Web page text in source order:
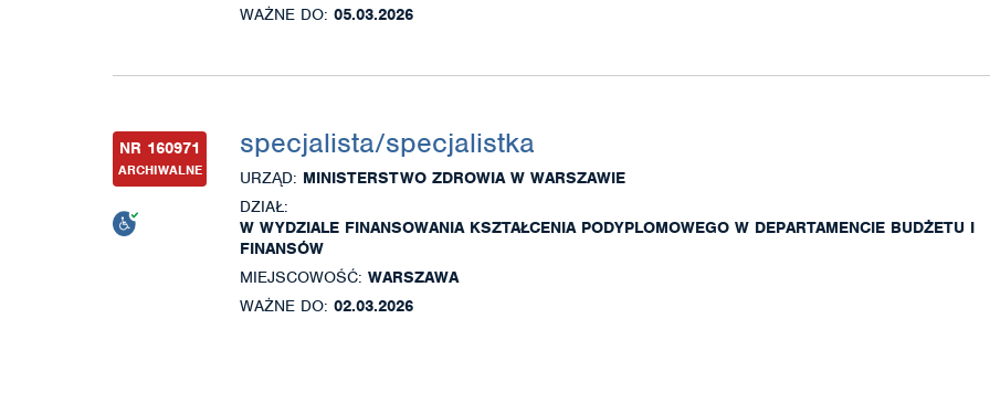
WAŻNE DO: 05.03.2026
NR 160971
ARCHIWALNE
specjalista/specjalistka
URZĄD: MINISTERSTWO ZDROWIA W WARSZAWIE
DZIAŁ:
W WYDZIALE FINANSOWANIA KSZTAŁCENIA PODYPLOMOWEGO W DEPARTAMENCIE BUDŻETU I
FINANSÓW
MIEJSCOWOŚĆ: WARSZAWA
WAŻNE DO: 02.03.2026